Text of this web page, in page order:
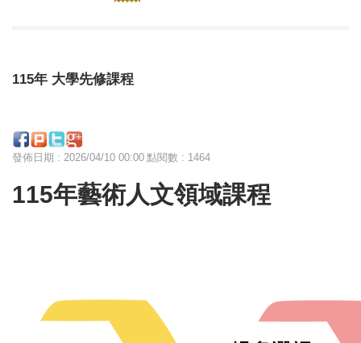
115年 大學先修課程
發佈日期 : 2026/04/10 00:00 點閱數 : 1464
115年藝術人文領域課程